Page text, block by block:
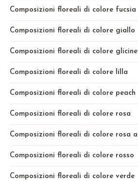
Composizioni floreali di colore fucsia
Composizioni floreali di colore giallo
Composizioni floreali di colore glicine
Composizioni floreali di colore lilla
Composizioni floreali di colore peach
Composizioni floreali di colore rosa
Composizioni floreali di colore rosa
Composizioni floreali di colore rosso
Composizioni floreali di colore verde